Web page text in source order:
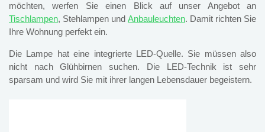
möchten, werfen Sie einen Blick auf unser Angebot an
Tischlampen, Stehlampen und Anbauleuchten. Damit richten Sie
Ihre Wohnung perfekt ein.
Die Lampe hat eine integrierte LED-Quelle. Sie müssen also
nicht nach Glühbirnen suchen. Die LED-Technik ist sehr
sparsam und wird Sie mit ihrer langen Lebensdauer begeistern.